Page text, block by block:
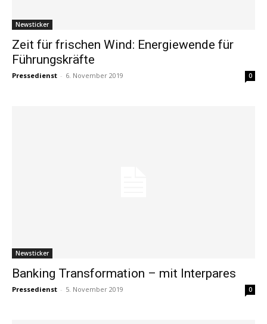
Newsticker
Zeit für frischen Wind: Energiewende für
Führungskräfte
Pressedienst - 6. November 2019 0
Newsticker
Banking Transformation – mit Interpares
Pressedienst - 5. November 2019 0